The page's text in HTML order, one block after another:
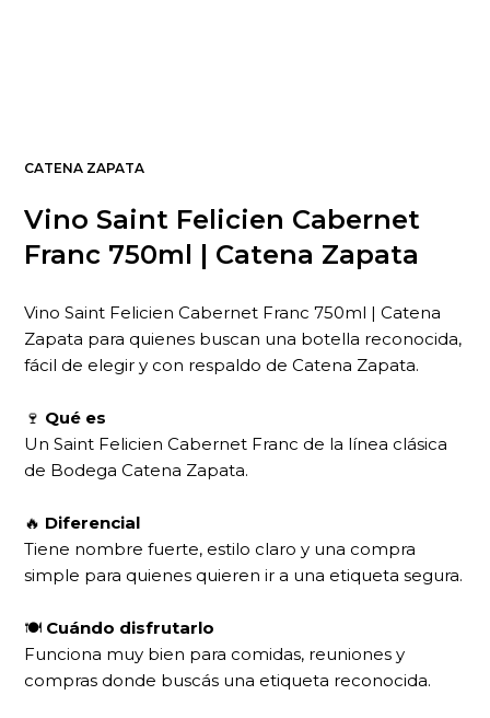
CATENA ZAPATA
Vino Saint Felicien Cabernet
Franc 750ml | Catena Zapata
Vino Saint Felicien Cabernet Franc 750ml | Catena
Zapata para quienes buscan una botella reconocida,
fácil de elegir y con respaldo de Catena Zapata.
🍷 Qué es
Un Saint Felicien Cabernet Franc de la línea clásica
de Bodega Catena Zapata.
🔥 Diferencial
Tiene nombre fuerte, estilo claro y una compra
simple para quienes quieren ir a una etiqueta segura.
🍽 Cuándo disfrutarlo
Funciona muy bien para comidas, reuniones y
compras donde buscás una etiqueta reconocida.